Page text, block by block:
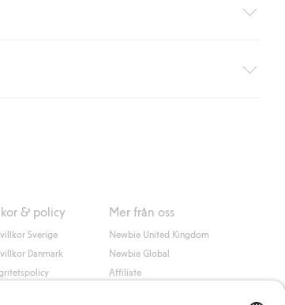
Frakten tas bort per automatik efter du
& policy
Sverige
Danmark
Mer från oss
Newbie United Kingdom
Newbie Global
Affiliate